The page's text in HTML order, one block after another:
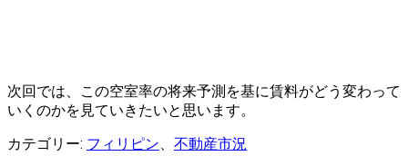
次回では、この空室率の将来予測を基に賃料がどう変わって
いくのかを見ていきたいと思います。
カテゴリー: フィリピン、 不動産市況